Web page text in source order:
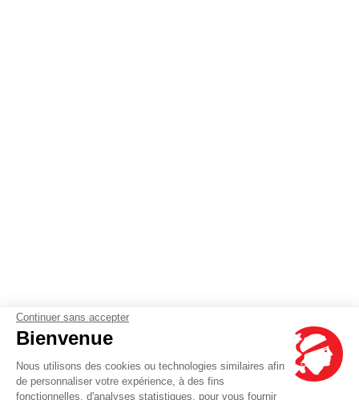
Continuer sans accepter
Bienvenue
Nous utilisons des cookies ou technologies similaires afin
de personnaliser votre expérience, à des fins
fonctionnelles, d'analyses statistiques, pour vous fournir